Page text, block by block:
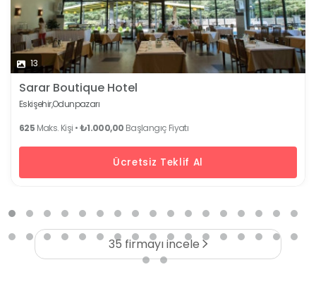
13
Sarar Boutique Hotel
Eskişehir,Odunpazarı
625 Maks. Kişi •₺1.000,00 Başlangıç Fiyatı
Ücretsiz Teklif Al
35 firmayı incele